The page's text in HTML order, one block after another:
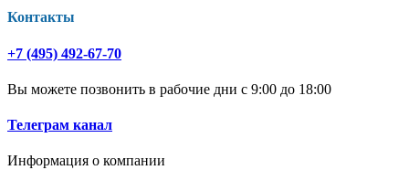
Контакты
+7 (495) 492-67-70
Вы можете позвонить в рабочие дни с 9:00 до 18:00
Телеграм канал
Информация о компании